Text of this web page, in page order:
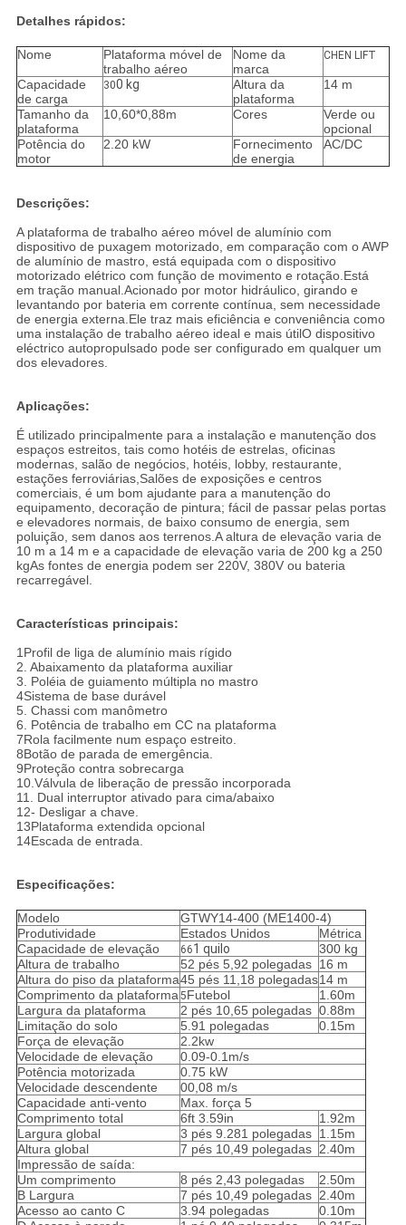
Detalhes rápidos:
Nome
Plataforma móvel de
trabalho aéreo
Nome da
marca
CHEN LIFT
Capacidade
de carga
300 kg
Altura da
plataforma
14 m
Tamanho da
plataforma
10,60*0,88m Cores
Verde ou
opcional
Potência do
motor
2.20 kW
Fornecimento
de energia
AC/DC
Descrições:
A plataforma de trabalho aéreo móvel de alumínio com
dispositivo de puxagem motorizado, em comparação com o AWP
de alumínio de mastro, está equipada com o dispositivo
motorizado elétrico com função de movimento e rotação.Está
em tração manual.Acionado por motor hidráulico, girando e
levantando por bateria em corrente contínua, sem necessidade
de energia externa.Ele traz mais eficiência e conveniência como
uma instalação de trabalho aéreo ideal e mais útilO dispositivo
eléctrico autopropulsado pode ser configurado em qualquer um
dos elevadores.
Aplicações:
É utilizado principalmente para a instalação e manutenção dos
espaços estreitos, tais como hotéis de estrelas, oficinas
modernas, salão de negócios, hotéis, lobby, restaurante,
estações ferroviárias,Salões de exposições e centros
comerciais, é um bom ajudante para a manutenção do
equipamento, decoração de pintura; fácil de passar pelas portas
e elevadores normais, de baixo consumo de energia, sem
poluição, sem danos aos terrenos.A altura de elevação varia de
10 m a 14 m e a capacidade de elevação varia de 200 kg a 250
kgAs fontes de energia podem ser 220V, 380V ou bateria
recarregável.
Características principais:
1Profil de liga de alumínio mais rígido
2. Abaixamento da plataforma auxiliar
3. Poléia de guiamento múltipla no mastro
4Sistema de base durável
5. Chassi com manômetro
6. Potência de trabalho em CC na plataforma
7Rola facilmente num espaço estreito.
8Botão de parada de emergência.
9Proteção contra sobrecarga
10.Válvula de liberação de pressão incorporada
11. Dual interruptor ativado para cima/abaixo
12- Desligar a chave.
13Plataforma extendida opcional
14Escada de entrada.
Especificações:
Modelo
GTWY14-400 (ME1400-4)
Produtividade
Estados Unidos
Métrica
Capacidade de elevação
661 quilo
300 kg
Altura de trabalho
52 pés 5,92 polegadas 16 m
Altura do piso da plataforma45 pés 11,18 polegadas14 m
Comprimento da plataforma5Futebol
1.60m
Largura da plataforma
2 pés 10,65 polegadas 0.88m
Limitação do solo
5.91 polegadas
0.15m
Força de elevação
2.2kw
Velocidade de elevação
0.09-0.1m/s
Potência motorizada
0.75 kW
Velocidade descendente
00,08 m/s
Capacidade anti-vento
Max. força 5
Comprimento total
6ft 3.59in
1.92m
Largura global
3 pés 9.281 polegadas 1.15m
Altura global
7 pés 10,49 polegadas 2.40m
Impressão de saída:
Um comprimento
8 pés 2,43 polegadas
2.50m
B Largura
7 pés 10,49 polegadas 2.40m
Acesso ao canto C
3.94 polegadas
0.10m